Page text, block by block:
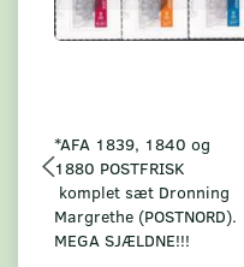
*AFA 1839, 1840 og
1880 POSTFRISK
komplet sæt Dronning
Margrethe (POSTNORD).
MEGA SJÆLDNE!!!